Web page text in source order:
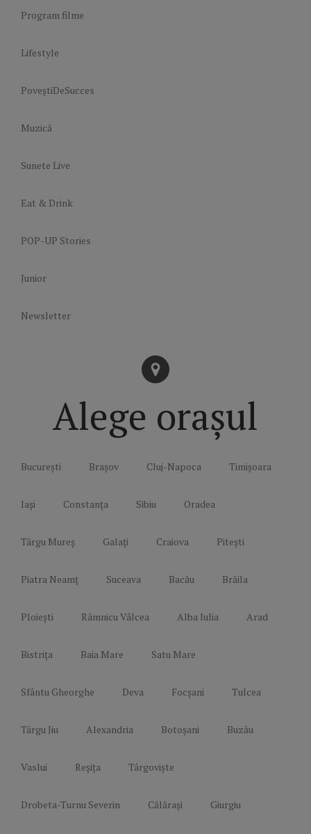
Program filme
Lifestyle
PoveștiDeSucces
Muzică
Sunete Live
Eat & Drink
POP-UP Stories
Junior
Newsletter
Alege orașul
București Brașov Cluj-Napoca Timișoara
Iași Constanța Sibiu Oradea
Târgu Mureș Galați Craiova Pitești
Piatra Neamț Suceava Bacău Brăila
Ploiești Râmnicu Vâlcea Alba Iulia Arad
Bistrița Baia Mare Satu Mare
Sfântu Gheorghe Deva Focșani Tulcea
Târgu Jiu Alexandria Botoșani Buzău
Vaslui Reșița Târgoviște
Drobeta-Turnu Severin Călărași Giurgiu